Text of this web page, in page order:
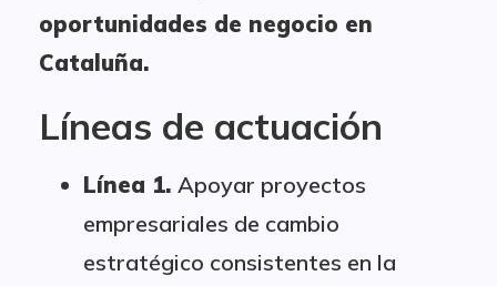
oportunidades de negocio en
Cataluña.
Líneas de actuación
Línea 1. Apoyar proyectos
empresariales de cambio
estratégico consistentes en la